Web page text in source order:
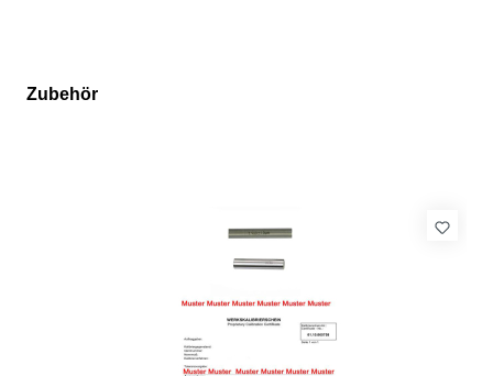
Produktgalerie überspringen
Zubehör